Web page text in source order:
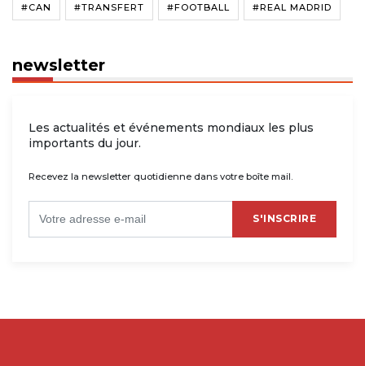
#CAN #TRANSFERT #FOOTBALL #REAL MADRID
newsletter
Les actualités et événements mondiaux les plus
importants du jour.
Recevez la newsletter quotidienne dans votre boîte mail.
S'INSCRIRE